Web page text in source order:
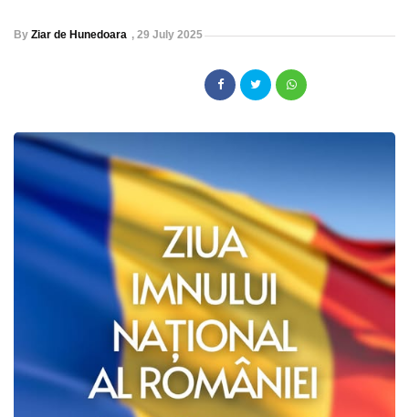
By Ziar de Hunedoara , 29 July 2025